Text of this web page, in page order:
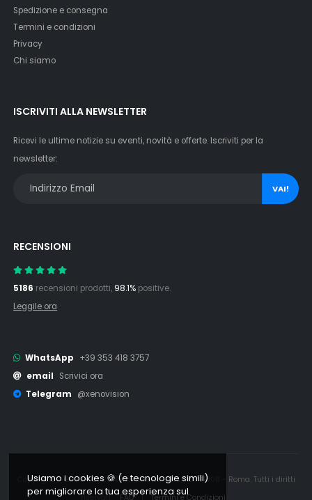
Spedizione e consegna
Termini e condizioni
Privacy
Chi siamo
ISCRIVITI ALLA NEWSLETTER
Ricevi le ultime notizie su eventi, novità e offerte. Iscriviti per la
newsletter:
VAI!
RECENSIONI
5186 recensioni prodotti, 98.1% positive.
Leggile ora
WhatsApp
+39 353 418 3757
email
Scrivici ora
Telegram
@xenovision
Copyright © 2006 - 2026 Xenovision.it - IT16245761008 - Roma. Tutti i diritti
riservati.
FAQ | Termini e Condizioni
Usiamo i cookies 🍪 (e tecnologie simili)
per migliorare la tua esperienza sul